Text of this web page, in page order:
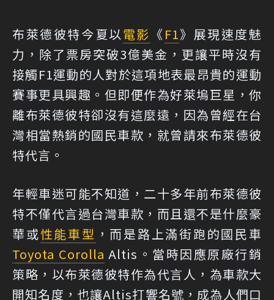
布萊德彼特今夏以電影 《 F1》展現速度魅
力，除了票房突破3億美金，更讓平時沒有
接觸F1運動的人對於這項地表最昂貴的運動
賽事更具興趣。但即便作為好萊塢巨星，你
離布萊德彼特卻沒有這麼遠，因為曾經在台
灣相當熱銷的國民車款，就曾請來布萊德彼
特代言。
年輕車迷可能不知道，二十多年前布萊德彼
特不僅代言過台灣車款，而且還不是什麼豪
華或性能車型 ，而是路上滿街跑的國民車
Toyota Corolla Altis。當時因應原廠行銷
策略，以布萊德彼特作為代言人，為車款大
開知名度，也讓Altis打響名號，成為人們口